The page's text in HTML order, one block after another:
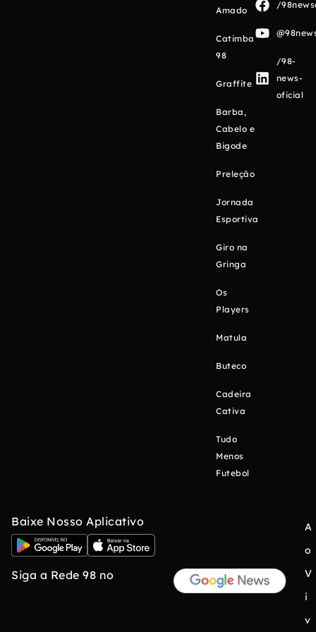
Amado
Catimba
98
Graffite
Barba,
Cabelo e
Bigode
Preleção
Jornada
Esportiva
Giro na
Gringa
Os
Players
Matula
Buteco
Cadeira
Cativa
Tudo
Menos
Futebol
/
/98-
news-
oficial
Baixe Nosso Aplicativo
Siga a Rede 98 no
A
o
V
i
v